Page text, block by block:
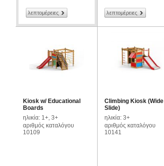
λεπτομέρειες λεπτομέρειες
Kiosk w/ Educational
Boards
ηλικία: 1+, 3+
αριθμός καταλόγου
10109
Climbing Kiosk (Wide
Slide)
ηλικία: 3+
αριθμός καταλόγου
10141